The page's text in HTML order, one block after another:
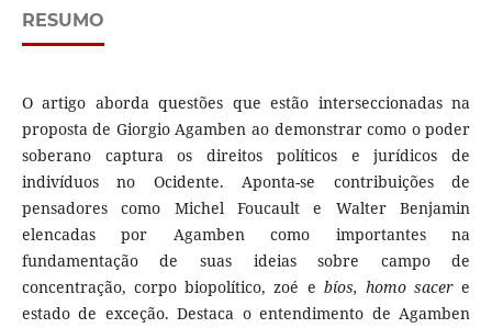
RESUMO
O artigo aborda questões que estão interseccionadas na
proposta de Giorgio Agamben ao demonstrar como o poder
soberano captura os direitos políticos e jurídicos de
indivíduos no Ocidente. Aponta-se contribuições de
pensadores como Michel Foucault e Walter Benjamin
elencadas por Agamben como importantes na
fundamentação de suas ideias sobre campo de
concentração, corpo biopolítico, zoé e bíos, homo sacere
estado de exceção. Destaca o entendimento de Agamben